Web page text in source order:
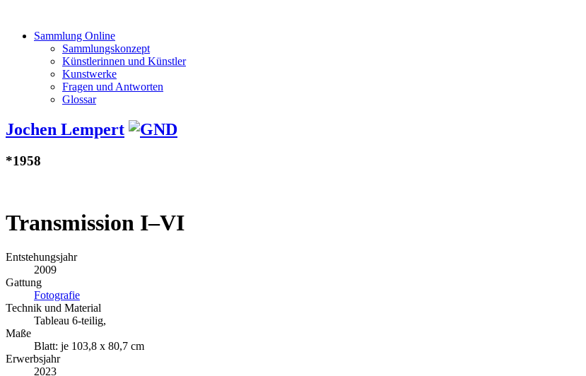
Sammlung Online
Sammlungskonzept
Künstlerinnen und Künstler
Kunstwerke
Fragen und Antworten
Glossar
Jochen Lempert
*1958
Transmission I–VI
Entstehungsjahr
2009
Gattung
Fotografie
Technik und Material
Tableau 6-teilig,
Maße
Blatt: je 103,8 x 80,7 cm
Erwerbsjahr
2023